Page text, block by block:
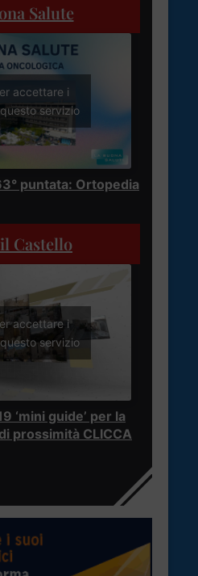
Salute
accettare i
servizio
puntata: Ortopedia
Castello
accettare i
servizio
‘mini guide’ per la
prossimità CLICCA